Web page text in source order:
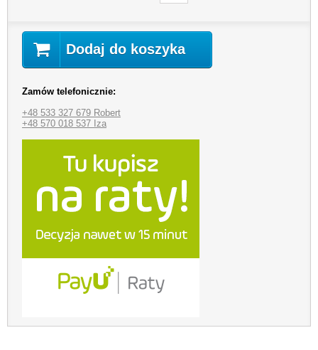
Dodaj do koszyka
Zamów telefonicznie:
+48 533 327 679 Robert
+48 570 018 537 Iza